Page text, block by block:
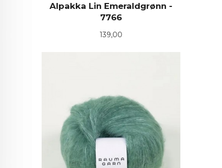
Alpakka Lin Emeraldgrønn -
7766
Pris
139,00